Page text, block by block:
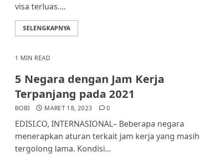
visa terluas....
SELENGKAPNYA
1 MIN READ
5 Negara dengan Jam Kerja
Terpanjang pada 2021
BOBI MARET 18, 2023 0
EDISI.CO, INTERNASIONAL– Beberapa negara
menerapkan aturan terkait jam kerja yang masih
tergolong lama. Kondisi...